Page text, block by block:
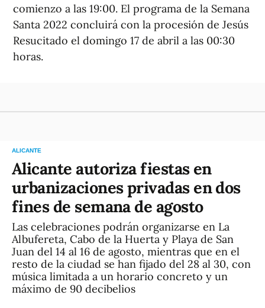
comienzo a las 19:00. El programa de la Semana
Santa 2022 concluirá con la procesión de Jesús
Resucitado el domingo 17 de abril a las 00:30
horas.
ALICANTE
Alicante autoriza fiestas en
urbanizaciones privadas en dos
fines de semana de agosto
Las celebraciones podrán organizarse en La
Albufereta, Cabo de la Huerta y Playa de San
Juan del 14 al 16 de agosto, mientras que en el
resto de la ciudad se han fijado del 28 al 30, con
música limitada a un horario concreto y un
máximo de 90 decibelios